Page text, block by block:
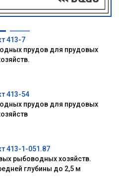
413-7
прудов для прудовых
413-54
прудов для прудовых
413-1-051.87
рыбоводных хозяйств.
глубины до 2,5 м